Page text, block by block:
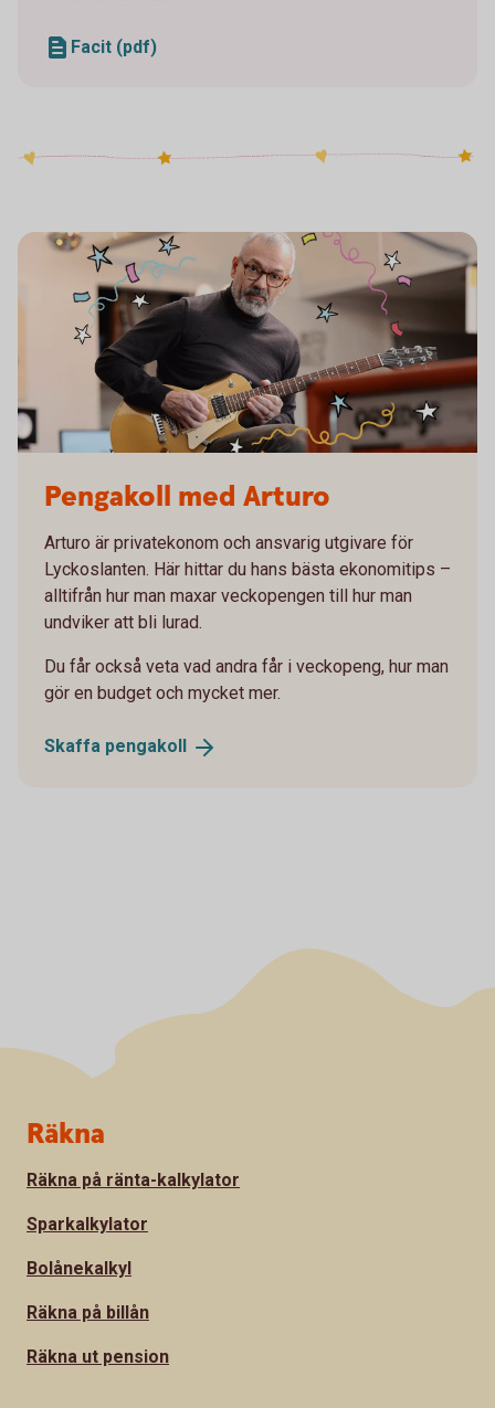
Facit (pdf)
Pengakoll med Arturo
Arturo är privatekonom och ansvarig utgivare för
Lyckoslanten. Här hittar du hans bästa ekonomitips –
alltifrån hur man maxar veckopengen till hur man
undviker att bli lurad.
Du får också veta vad andra får i veckopeng, hur man
gör en budget och mycket mer.
Skaffa pengakoll
Sidfot
Räkna
Räkna på ränta-kalkylator
Sparkalkylator
Bolånekalkyl
Räkna på billån
Räkna ut pension